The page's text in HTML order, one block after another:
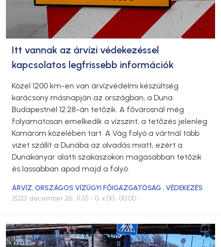
Itt vannak az árvízi védekezéssel
kapcsolatos legfrissebb információk
Közel 1200 km-en van árvízvédelmi készültség
karácsony másnapján az országban, a Duna
Budapestnél 12.28-án tetőzik. A fővárosnál még
folyamatosan emelkedik a vízszint, a tetőzés jelenleg
Komárom közelében tart. A Vág folyó a vártnál több
vizet szállít a Dunába az olvadás miatt, ezért a
Dunakanyar alatti szakaszokon magasabban tetőzik
és lassabban apad majd a folyó.
ÁRVÍZ,ORSZÁGOS VÍZÜGYI FŐIGAZGATÓSÁG ,VÉDEKEZÉS
2023. december 26., 11:55 - 0. x 00., 00:00